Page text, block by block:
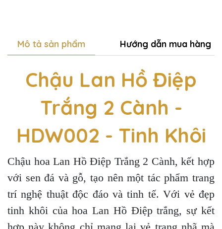
Mô tả sản phẩm Hướng dẫn mua hàng
Chậu Lan Hồ Điệp
Trắng 2 Cành -
HDW002 - Tinh Khôi
Chậu hoa Lan Hồ Điệp Trắng 2 Cành, kết hợp
với sen đá và gỗ, tạo nên một tác phẩm trang
trí nghệ thuật độc đáo và tinh tế. Với vẻ đẹp
tinh khôi của hoa Lan Hồ Điệp trắng, sự kết